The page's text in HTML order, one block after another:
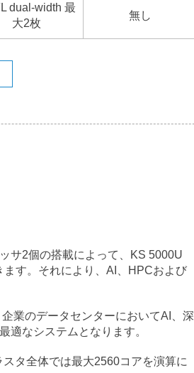
dual-width 最
大2枚
無し
サ2個の搭載によって、KS 5000U
す。それにより、AI、HPCおよび
業のデータセンターにおいてAI、深
適なシステムとなります。
タ全体では最大2560コアを演算に